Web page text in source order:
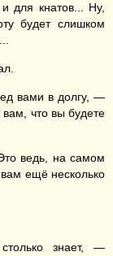
для кнатов... Ну,
будет слишком
вами в долгу, —
что вы будете
ведь, на самом
ещё несколько
знает, —